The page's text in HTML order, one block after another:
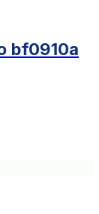
bf0910a